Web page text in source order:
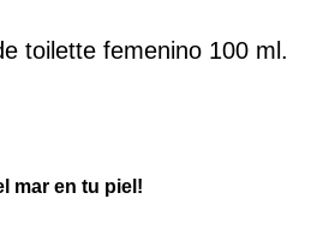
toilette femenino 100 ml.
mar en tu piel!